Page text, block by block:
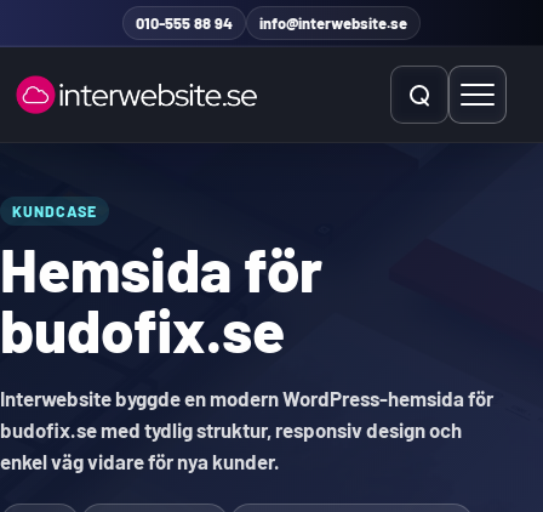
Hoppa till innehåll010-555 88 94 info@interwebsite.se
Öppna sökÖppna
Sök på hela sidan
Sök efter:
KUNDCASE
Hemsida för
budofix.se
Interwebsite byggde en modern WordPress-hemsida för
budofix.se med tydlig struktur, responsiv design och
enkel väg vidare för nya kunder.